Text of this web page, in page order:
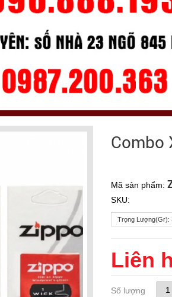
Combo
Mã sản phẩm:
SKU:
Trọng Lượng(gr):
Liên
Số lượng